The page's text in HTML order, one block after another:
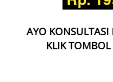
AYO
KLIK